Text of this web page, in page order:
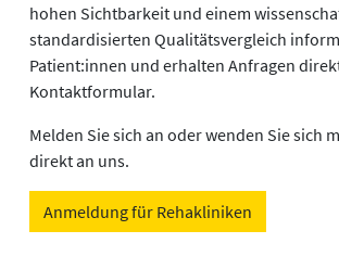
hohen Sichtbarkeit und einem
standardisierten Qualitätsvergleich
Patient:innen und erhalten Anfragen
Kontaktformular.
Melden Sie sich an oder wenden Sie sich
direkt an uns.
Anmeldung für Rehakliniken